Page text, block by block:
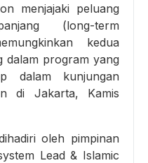
menjajaki peluang
(long-term
kedua
dalam program yang
dalam kunjungan
di Jakarta, Kamis
oleh pimpinan
Lead & Islamic